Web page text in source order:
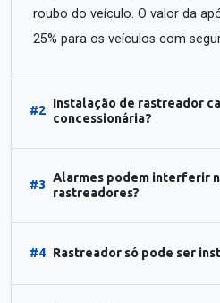
roubo do veículo. O valor da
25% para os veículos com
#2
Instalação de rastreador
concessionária?
#3
Alarmes podem interferir
rastreadores?
#4 Rastreador só pode ser